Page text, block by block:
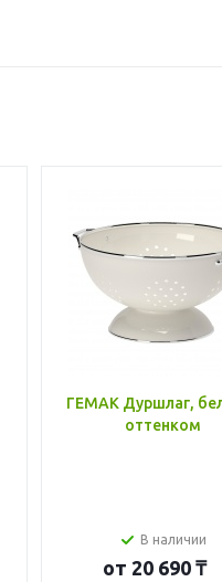
ГЕМАК Дуршлаг,
оттенком
В наличии
от 20 690 ₸